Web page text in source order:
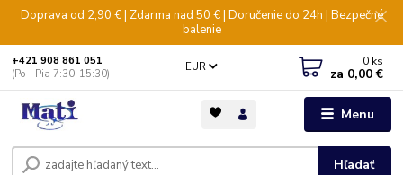
Doprava od 2,90 € | Zdarma nad 50 € | Doručenie do 24h | Bezpečné
balenie
Menu
EUR
Hľadať
+421 908 861 051
(Po - Pia 7:30-15:30)
0 ks
za 0,00 €